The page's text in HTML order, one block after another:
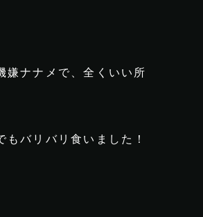
嫌ナナメで、全くいい所
バリバリ食いました！